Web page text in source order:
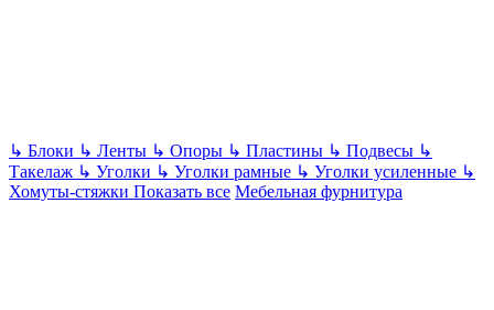
↳ Блоки ↳ Ленты ↳ Опоры ↳ Пластины ↳ Подвесы ↳
Такелаж ↳ Уголки ↳ Уголки рамные ↳ Уголки усиленные ↳
Хомуты-стяжки Показать все Мебельная фурнитура